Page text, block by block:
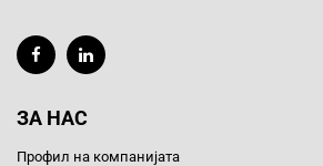
ЗА НАС
Профил на компанијата